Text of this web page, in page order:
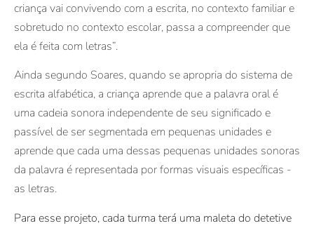
criança vai convivendo com a escrita, no contexto familiar e
sobretudo no contexto escolar, passa a compreender que
ela é feita com letras”.
Ainda segundo Soares, quando se apropria do sistema de
escrita alfabética, a criança aprende que a palavra oral é
uma cadeia sonora independente de seu significado e
passível de ser segmentada em pequenas unidades e
aprende que cada uma dessas pequenas unidades sonoras
da palavra é representada por formas visuais específicas -
as letras.
Para esse projeto, cada turma terá uma maleta do detetive